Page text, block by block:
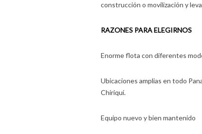
construcción o movilización y
RAZONES PARA ELEGIRNOS
Enorme flota con diferentes
Ubicaciones amplias en todo
Chiriquí.
Equipo nuevo y bien mantenido